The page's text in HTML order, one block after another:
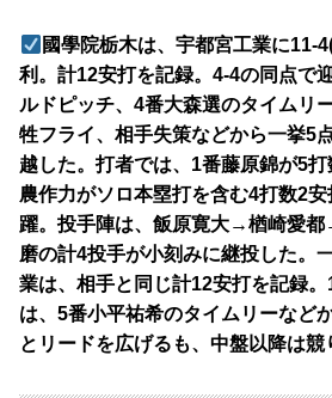
國學院栃木は、宇都宮工業に11-
利。計12安打を記録。4-4の同点で
ルドピッチ、4番大森選のタイムリ
牲フライ、相手失策などから一挙5
越した。打者では、1番藤原錦が5
農作力がソロ本塁打を含む4打数2
躍。投手陣は、飯原寛大→楢崎愛
磨の計4投手が小刻みに継投した。
業は、相手と同じ計12安打を記録
は、5番小平祐希のタイムリーなど
とリードを広げるも、中盤以降は競